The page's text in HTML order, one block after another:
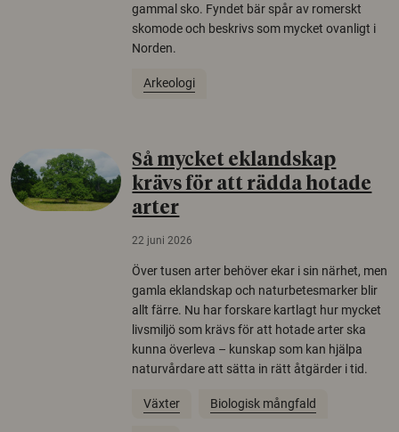
gammal sko. Fyndet bär spår av romerskt
skomode och beskrivs som mycket ovanligt i
Norden.
Arkeologi
Så mycket eklandskap
krävs för att rädda hotade
arter
22 juni 2026
Över tusen arter behöver ekar i sin närhet, men
gamla eklandskap och naturbetesmarker blir
allt färre. Nu har forskare kartlagt hur mycket
livsmiljö som krävs för att hotade arter ska
kunna överleva – kunskap som kan hjälpa
naturvårdare att sätta in rätt åtgärder i tid.
Växter Biologisk mångfald